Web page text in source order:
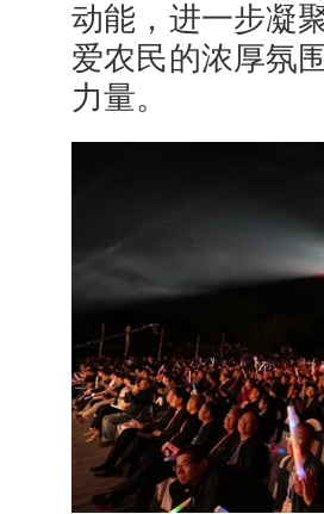
动能，进一步凝
爱农民的浓厚氛
力量。